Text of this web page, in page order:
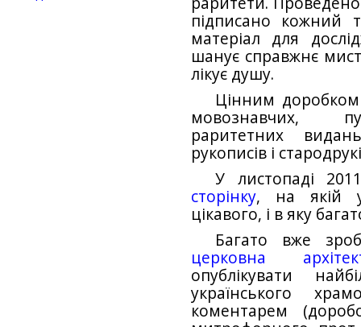
підписано кожний
матеріал для
шанує справжнє
лікує душу.
Цінним доробком
мовознавчих,
раритетних
рукописів і
У листопаді
сторінку, на якій
цікавого, і в яку
Багато вже
церковна
опублікувати
українського
коментарем